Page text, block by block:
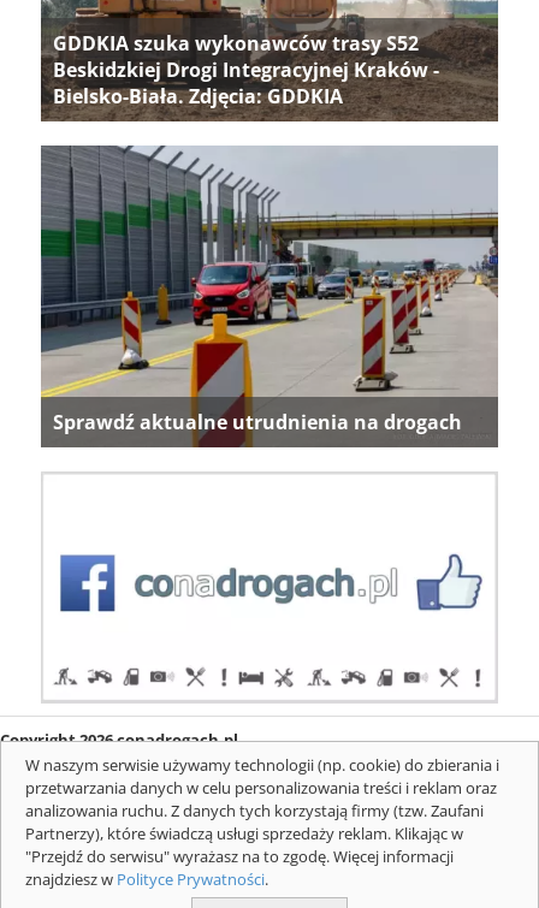
GDDKIA szuka wykonawców trasy S52
Beskidzkiej Drogi Integracyjnej Kraków -
Bielsko-Biała. Zdjęcia: GDDKIA
Sprawdź aktualne utrudnienia na drogach
Copyright 2026 conadrogach.pl
O firmie
Redakcja Regulamin
Informacje o cookies
Mapa serwisu
Komunikaty
W naszym serwisie używamy technologii (np. cookie) do zbierania i
przetwarzania danych w celu personalizowania treści i reklam oraz
analizowania ruchu. Z danych tych korzystają firmy (tzw. Zaufani
Partnerzy), które świadczą usługi sprzedaży reklam. Klikając w
"Przejdź do serwisu" wyrażasz na to zgodę. Więcej informacji
znajdziesz w Polityce Prywatności.